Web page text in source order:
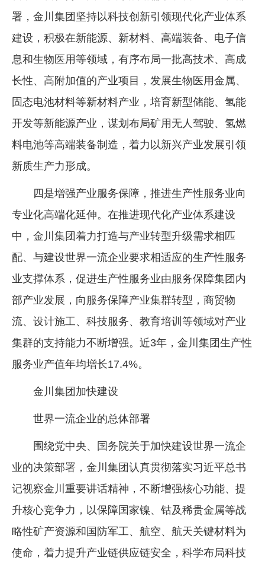
署，金川集团坚持以科技创新引领现代化产业体系
建设，积极在新能源、新材料、高端装备、电子信
息和生物医用等领域，有序布局一批高技术、高成
长性、高附加值的产业项目，发展生物医用金属、
固态电池材料等新材料产业，培育新型储能、氢能
开发等新能源产业，谋划布局矿用无人驾驶、氢燃
料电池等高端装备制造，着力以新兴产业发展引领
新质生产力形成。
四是增强产业服务保障，推进生产性服务业向
专业化高端化延伸。在推进现代化产业体系建设
中，金川集团着力打造与产业转型升级需求相匹
配、与建设世界一流企业要求相适应的生产性服务
业支撑体系，促进生产性服务业由服务保障集团内
部产业发展，向服务保障产业集群转型，商贸物
流、设计施工、科技服务、教育培训等领域对产业
集群的支持能力不断增强。近3年，金川集团生产性
服务业产值年均增长17.4%。
金川集团加快建设
世界一流企业的总体部署
围绕党中央、国务院关于加快建设世界一流企
业的决策部署，金川集团认真贯彻落实习近平总书
记视察金川重要讲话精神，不断增强核心功能、提
升核心竞争力，以保障国家镍、钴及稀贵金属等战
略性矿产资源和国防军工、航空、航天关键材料为
使命，着力提升产业链供应链安全，科学布局科技